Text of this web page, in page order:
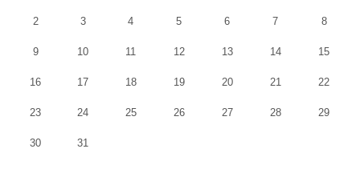
2 3 4 5 6 7 8
9 10 11 12 13 14 15
16 17 18 19 20 21 22
23 24 25 26 27 28 29
30 31